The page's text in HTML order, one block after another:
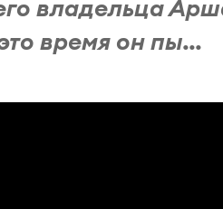
владельца
время он пы...